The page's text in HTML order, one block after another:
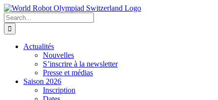
Skip
to
content
Search
for:
Actualités
Nouvelles
S’inscrire à la newsletter
Presse et médias
Saison 2026
Inscription